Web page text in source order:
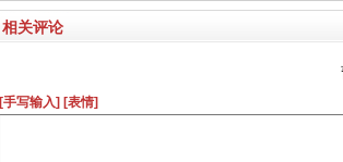
相关评论
[手写输入] [表情]